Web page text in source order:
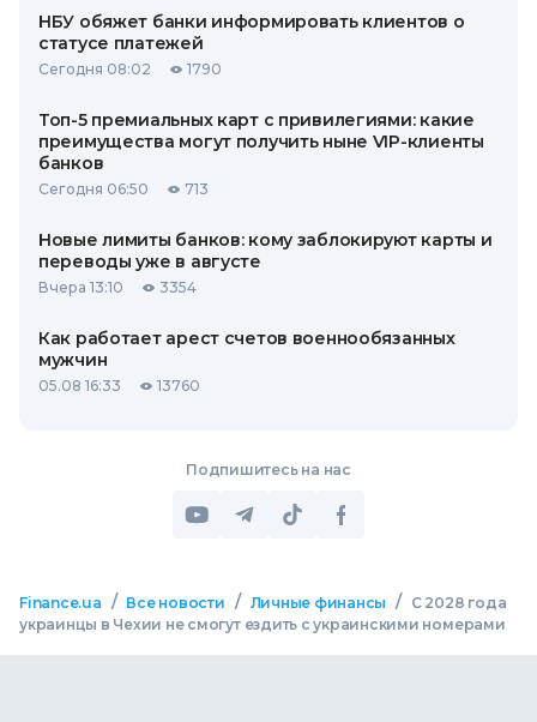
НБУ обяжет банки информировать клиентов о
статусе платежей
Сегодня 08:02 1790
Топ-5 премиальных карт с привилегиями: какие
преимущества могут получить ныне VIP-клиенты
банков
Сегодня 06:50 713
Новые лимиты банков: кому заблокируют карты и
переводы уже в августе
Вчера 13:10 3354
Как работает арест счетов военнообязанных
мужчин
05.08 16:33 13760
Подпишитесь на нас
Finance.ua / Все новости / Личные финансы /
С 2028 года
украинцы в Чехии не смогут ездить с украинскими номерами